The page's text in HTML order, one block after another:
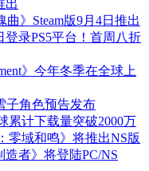
出
》Steam版9月4日推出
登录PS5平台！首周八折
》今年冬季在全球上
子角色预告发布
累计下载量突破2000万
零域和鸣》将推出NS版
者》将登陆PC/NS